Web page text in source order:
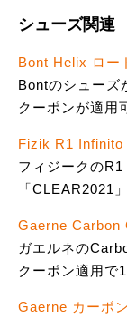
シューズ関連
Bont Helix ロー
Bontのシューズ
クーポンが適用
Fizik R1 Infinito
フィジークの
「CLEAR2021
Gaerne Carbon
ガエルネの
クーポン適用で
Gaerne カーボ